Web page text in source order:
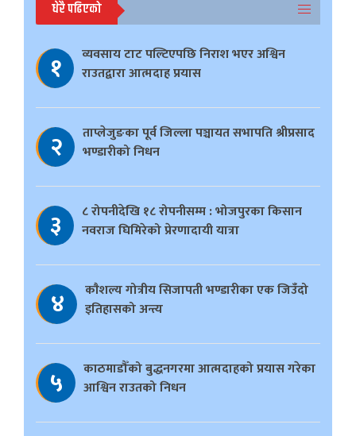
धेरै पढिएको
१
व्यवसाय टाट पल्टिएपछि निराश भएर अश्विन
राउतद्वारा आत्मदाह प्रयास
२
ताप्लेजुङका पूर्व जिल्ला पञ्चायत सभापति श्रीप्रसाद
भण्डारीको निधन
३
८ रोपनीदेखि १८ रोपनीसम्म : भोजपुरका किसान
नवराज घिमिरेको प्रेरणादायी यात्रा
४
काैशल्य गोत्रीय सिजापती भण्डारीका एक जिउँदो
इतिहासको अन्त्य
५
काठमाडौँको बुद्धनगरमा आत्मदाहको प्रयास गरेका
आश्विन राउतको निधन